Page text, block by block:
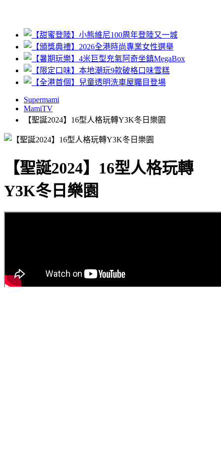
Supermami
MamiTV
【聖誕2024】16型人格玩轉Y3K冬日樂園
【聖誕2024】16型人格玩轉
Y3K冬日樂園